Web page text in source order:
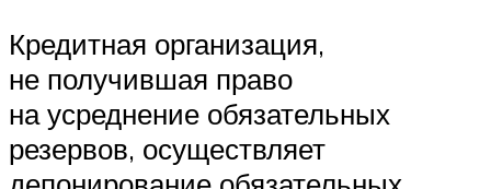
Кредитная организация,
не получившая право
на усреднение обязательных
резервов, осуществляет